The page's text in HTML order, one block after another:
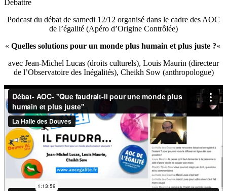
Débattre
Podcast du débat de samedi 12/12 organisé dans le cadre des AOC
de l’égalité (Apéro d’Origine Contrôlée)
« Quelles solutions pour un monde plus humain et plus juste ?«
avec Jean-Michel Lucas (droits culturels), Louis Maurin (directeur
de l’Observatoire des Inégalités), Cheikh Sow (anthropologue)